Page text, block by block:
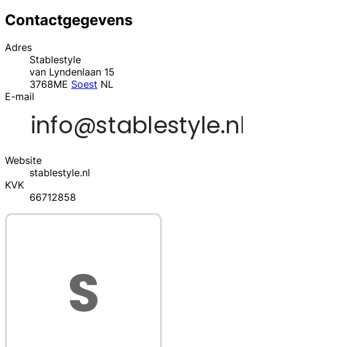
Contactgegevens
Adres
Stablestyle
van Lyndenlaan 15
3768ME Soest NL
E-mail
Website
stablestyle.nl
KVK
66712858